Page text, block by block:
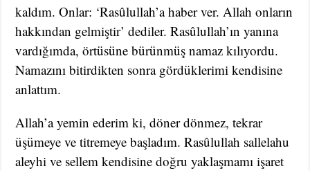
kaldım. Onlar: ‘Rasûlullah’a haber ver. Allah onların
hakkından gelmiştir’ dediler. Rasûlullah’ın yanına
vardığımda, örtüsüne bürünmüş namaz kılıyordu.
Namazını bitirdikten sonra gördüklerimi kendisine
anlattım.
Allah’a yemin ederim ki, döner dönmez, tekrar
üşümeye ve titremeye başladım. Rasûlullah sallelahu
aleyhi ve sellem kendisine doğru yaklaşmamı işaret